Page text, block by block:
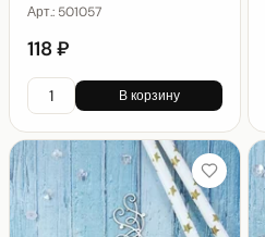
Арт.: 501057
118 ₽
В корзину